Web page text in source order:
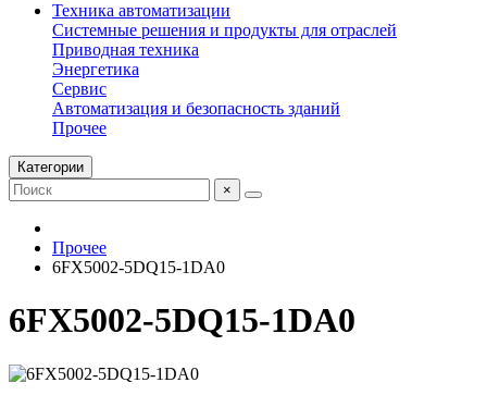
Техника автоматизации
Системные решения и продукты для отраслей
Приводная техника
Энергетика
Сервис
Автоматизация и безопасность зданий
Прочее
Категории
×
Прочее
6FX5002-5DQ15-1DA0
6FX5002-5DQ15-1DA0